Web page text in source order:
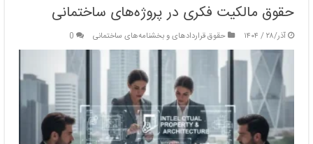
حقوق مالکیت فکری در پروژه‌های ساختمانی
آذر/۲۸ / ۱۴۰۴ حقوق قراردادهای و بخشنامه‌های ساختمانی 0